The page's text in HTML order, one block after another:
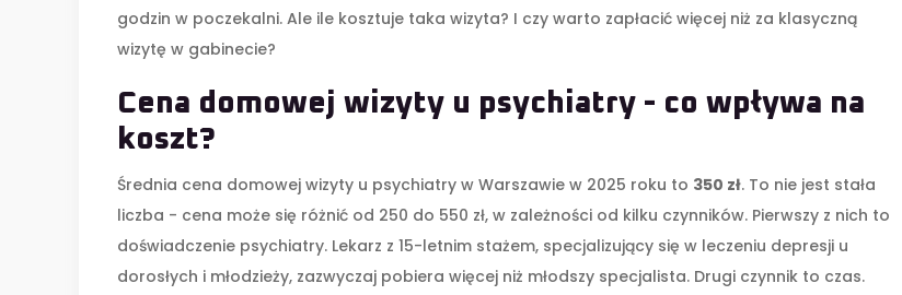
godzin w poczekalni. Ale ile kosztuje taka wizyta? I czy warto zapłacić więcej niż za klasyczną
wizytę w gabinecie?
Cena domowej wizyty u psychiatry - co wpływa na
koszt?
Średnia cena domowej wizyty u psychiatry w Warszawie w 2025 roku to 350 zł. To nie jest stała
liczba - cena może się różnić od 250 do 550 zł, w zależności od kilku czynników. Pierwszy z nich to
doświadczenie psychiatry. Lekarz z 15-letnim stażem, specjalizujący się w leczeniu depresji u
dorosłych i młodzieży, zazwyczaj pobiera więcej niż młodszy specjalista. Drugi czynnik to czas.